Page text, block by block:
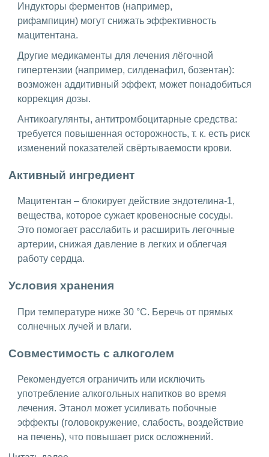
Индукторы ферментов (например,
рифампицин) могут снижать эффективность
мацитентана.
Другие медикаменты для лечения лёгочной
гипертензии (например, силденафил, бозентан):
возможен аддитивный эффект, может понадобиться
коррекция дозы.
Антикоагулянты, антитромбоцитарные средства:
требуется повышенная осторожность, т. к. есть риск
изменений показателей свёртываемости крови.
Активный ингредиент
Мацитентан – блокирует действие эндотелина-1,
вещества, которое сужает кровеносные сосуды.
Это помогает расслабить и расширить легочные
артерии, снижая давление в легких и облегчая
работу сердца.
Условия хранения
При температуре ниже 30 °C. Беречь от прямых
солнечных лучей и влаги.
Совместимость с алкоголем
Рекомендуется ограничить или исключить
употребление алкогольных напитков во время
лечения. Этанол может усиливать побочные
эффекты (головокружение, слабость, воздействие
на печень), что повышает риск осложнений.